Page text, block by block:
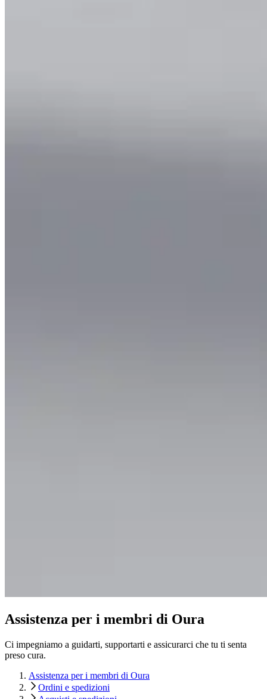
Assistenza per i membri di Oura
Ci impegniamo a guidarti, supportarti e assicurarci che tu ti senta
preso cura.
Assistenza per i membri di Oura
Ordini e spedizioni